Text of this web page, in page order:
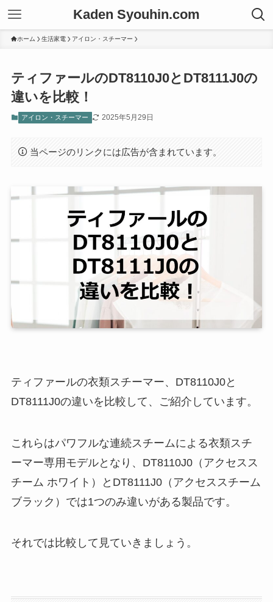
Kaden Syouhin.com
ホーム 生活家電 アイロン・スチーマー
ティファールのDT8110J0とDT8111J0の
違いを比較！
アイロン・スチーマー 2025年5月29日
当ページのリンクには広告が含まれています。
ティファールの衣類スチーマー、DT8110J0と
DT8111J0の違いを比較して、ご紹介しています。
これらはパワフルな連続スチームによる衣類スチ
ーマー専用モデルとなり、DT8110J0（アクセスス
チーム ホワイト）とDT8111J0（アクセススチーム
ブラック）では1つのみ違いがある製品です。
それでは比較して見ていきましょう。